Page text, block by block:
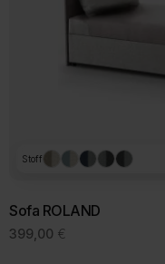
Stoff
Sofa ROLAND
399,00 €